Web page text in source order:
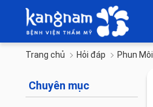
Trang chủ Hỏi đáp Phun Môi
Chuyên mục